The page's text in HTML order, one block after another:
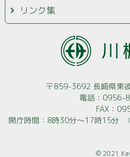
リンク集
〒859-3692 長崎県東
電話：0956-
FAX：
開庁時間：8時30分～17時15分
© 2021